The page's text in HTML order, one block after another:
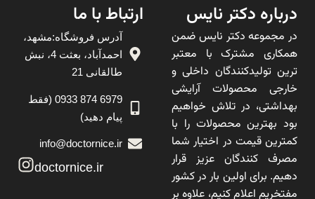
درباره دکتر نایس
در مجموعه دکتر نایس ضمن
همکاری مشترک با معتبر
ترین تولیدکنندگان داخلی و
خارجی محصولات آرایشی
بهداشتی، در تلاش خواهیم
بود بهترین محصولات را با
کمترین قیمت در اختیار شما
مصرف کنندگان عزیز قرار
دهیم. برای اولین بار در کشور
مفتخریم اعلام کنیم، علاوه بر
ارتباط با ما
آدرس فروشگاه:مشهد،
احمدآباد، بعثت 4، نبش
طالقانی 21
6979 874 0933 (فقط
پیام دهید)
info@doctornice.ir
doctornice.ir